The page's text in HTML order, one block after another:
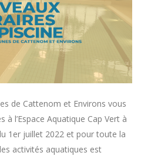
de Cattenom et Environs vous
l’Espace Aquatique Cap Vert à
1er juillet 2022 et pour toute la
activités aquatiques est